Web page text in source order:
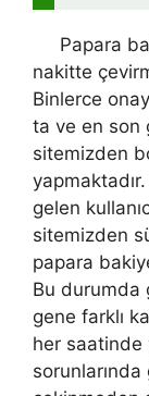
Papara
nakitte
Binlerce
ta ve en son
sitemizden
gelen
sitemizden
papara
Bu durumda
gene farklı
her saatinde
sorunlarında